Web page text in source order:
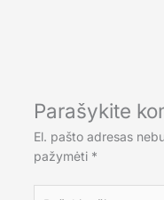
Parašykite
El. pašto adresas
pažymėti *